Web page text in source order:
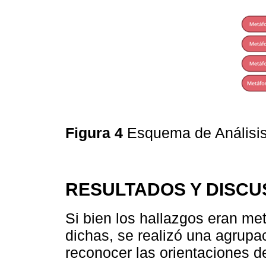
Figura 4 Esquema de
RESULTADOS Y
Si bien los hallazgos eran
dichas, se realizó una
reconocer las orientaciones